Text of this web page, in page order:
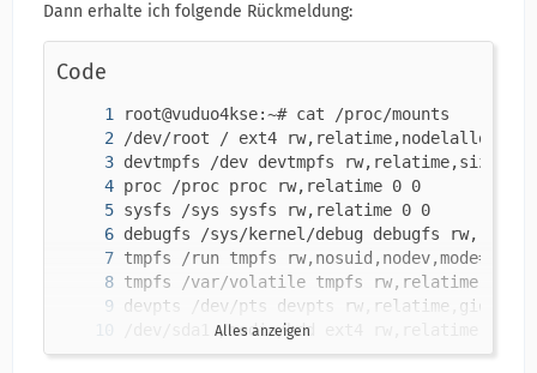
Dann erhalte ich folgende Rückmeldung:
Code
Alles anzeigen